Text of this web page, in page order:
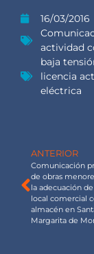
16/03/2016
actividad
baja
licencia
eléctrica
ANTERIOR
Comunicación
de obras
la adecuación
local comercial
almacén en
Margarita de